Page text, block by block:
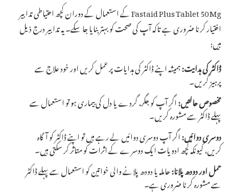
Fastaid Plus Tablet 50 Mg کے استعمال کے دوران کچھ احتیاطی تدابیر
اختیار کرنا ضروری ہے تاکہ آپ کی صحت کو بہتر بنایا جا سکے۔ یہ تدابیر درج ذیل
ہیں:
ڈاکٹر کی ہدایت:ہمیشہ اپنے ڈاکٹر کی ہدایات پر عمل کریں اور خود علاج سے
پرہیز کریں۔
مخصوص حالتیں:اگر آپ کو جگر، گردے یا دل کی بیماری ہو تو استعمال سے
پہلے ڈاکٹر سے مشورہ کریں۔
دوسری دوائیں:اگر آپ دوسری دوائیں لے رہے ہیں تو اپنے ڈاکٹر کو آگاہ
کریں، کیونکہ کچھ ادویات ایک دوسرے کے اثرات کو متاثر کر سکتی ہیں۔
حمل اور دودھ پلانا:حاملہ یا دودھ پلانے والی خواتین کو استعمال سے پہلے ڈاکٹر
سے مشورہ کرنا ضروری ہے۔